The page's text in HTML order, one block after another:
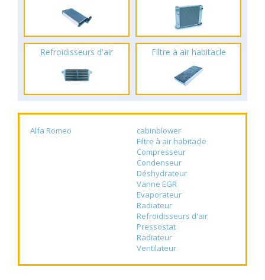
Refroidisseurs d'air Filtre à air habitacle
Alfa Romeo
cabinblower
Filtre à air habitacle
Compresseur
Condenseur
Déshydrateur
Vanne EGR
Evaporateur
Radiateur
Refroidisseurs d'air
Pressostat
Radiateur
Ventilateur